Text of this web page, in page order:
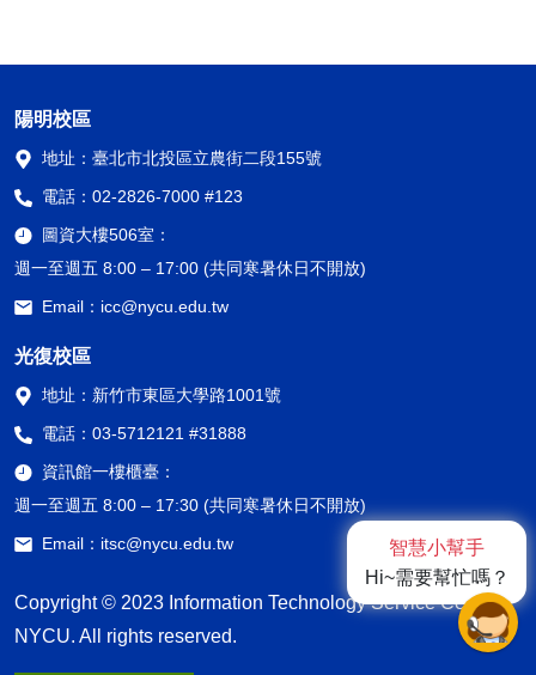
陽明校區
地址： 臺北市北投區立農街二段155號
電話： 02-2826-7000 #123
圖資大樓506室：
週一至週五 8:00 – 17:00 (共同寒暑休日不開放)
Email： icc@nycu.edu.tw
光復校區
地址： 新竹市東區大學路1001號
電話： 03-5712121 #31888
資訊館一樓櫃臺：
週一至週五 8:00 – 17:30 (共同寒暑休日不開放)
Email： itsc@nycu.edu.tw
Copyright © 2023 Information Technology Service Center,
NYCU. All rights reserved.
智慧小幫手
Hi~需要幫忙嗎？